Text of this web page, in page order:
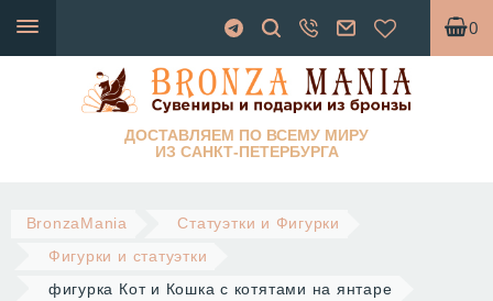
0
ДОСТАВЛЯЕМ ПО ВСЕМУ МИРУ
ИЗ САНКТ-ПЕТЕРБУРГА
BronzaMania
Статуэтки и Фигурки
Фигурки и статуэтки
фигурка Кот и Кошка с котятами на янтаре